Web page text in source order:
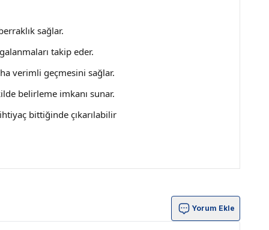
sağlar.
takip eder.
verimli geçmesini sağlar.
belirleme imkanı sunar.
bittiğinde çıkarılabilir
Yorum Ekle